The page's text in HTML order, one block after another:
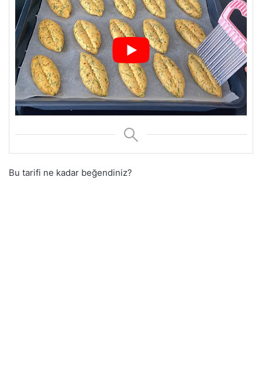
Bu tarifi ne kadar beğendiniz?